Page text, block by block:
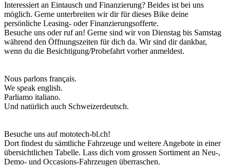
Interessiert an Eintausch und Finanzierung? Beides ist bei uns
möglich. Gerne unterbreiten wir dir für dieses Bike deine
persönliche Leasing- oder Finanzierungsofferte.
Besuche uns oder ruf an! Gerne sind wir von Dienstag bis Samstag
während den Öffnungszeiten für dich da. Wir sind dir dankbar,
wenn du die Besichtigung/Probefahrt vorher anmeldest.
Nous parlons français.
We speak english.
Parliamo italiano.
Und natürlich auch Schweizerdeutsch.
Besuche uns auf mototech-bl.ch!
Dort findest du sämtliche Fahrzeuge und weitere Angebote in einer
übersichtlichen Tabelle. Lass dich vom grossen Sortiment an Neu-,
Demo- und Occasions-Fahrzeugen überraschen.